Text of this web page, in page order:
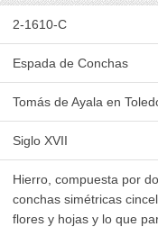
2-1610-C
Espada de Conchas
Tomás de Ayala en
Siglo XVII
Hierro, compuesta por
conchas simétricas
flores y hojas y lo que